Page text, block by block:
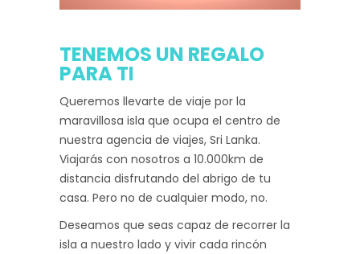
TENEMOS UN REGALO
PARA TI
Queremos llevarte de viaje por la
maravillosa isla que ocupa el centro de
nuestra agencia de viajes, Sri Lanka.
Viajarás con nosotros a 10.000km de
distancia disfrutando del abrigo de tu
casa. Pero no de cualquier modo, no.
Deseamos que seas capaz de recorrer la
isla a nuestro lado y vivir cada rincón